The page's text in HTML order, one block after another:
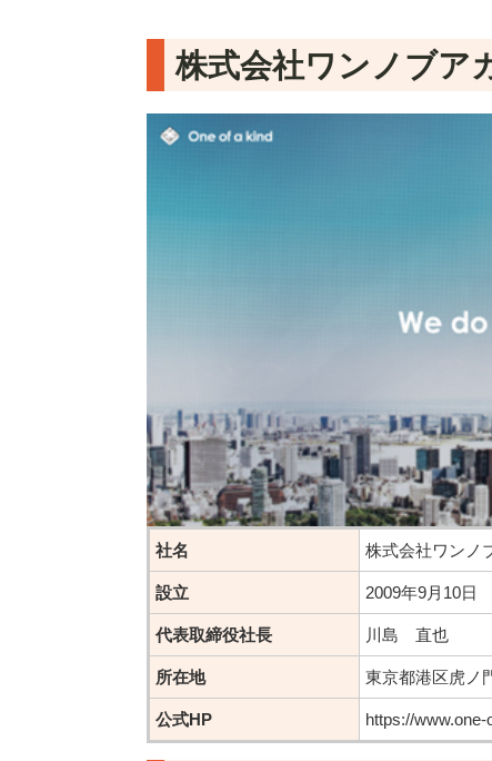
株式会社ワンノブア
社名 株式会社ワンノ
設立 2009年9月10日
代表取締役社長 川島 直也
所在地 東京都港区虎ノ
公式HP https://